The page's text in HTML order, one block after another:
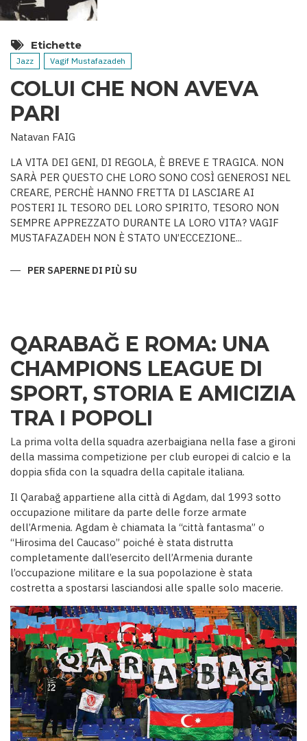
Etichette
Jazz Vagif Mustafazadeh
COLUI CHE NON AVEVA
PARI
Natavan FAIG
LA VITA DEI GENI, DI REGOLA, È BREVE E TRAGICA. NON
SARÀ PER QUESTO CHE LORO SONO COSÌ GENEROSI NEL
CREARE, PERCHÈ HANNO FRETTA DI LASCIARE AI
POSTERI IL TESORO DEL LORO SPIRITO, TESORO NON
SEMPRE APPREZZATO DURANTE LA LORO VITA? VAGIF
MUSTAFAZADEH NON È STATO UN’ECCEZIONE...
PER SAPERNE DI PIÙ SU
QARABAĞ E ROMA: UNA
CHAMPIONS LEAGUE DI
SPORT, STORIA E AMICIZIA
TRA I POPOLI
La prima volta della squadra azerbaigiana nella fase a gironi
della massima competizione per club europei di calcio e la
doppia sfida con la squadra della capitale italiana.
Il Qarabağ appartiene alla città di Agdam, dal 1993 sotto
occupazione militare da parte delle forze armate
dell’Armenia. Agdam è chiamata la “città fantasma” o
“Hirosima del Caucaso” poiché è stata distrutta
completamente dall’esercito dell’Armenia durante
l’occupazione militare e la sua popolazione è stata
costretta a spostarsi lasciandosi alle spalle solo macerie.